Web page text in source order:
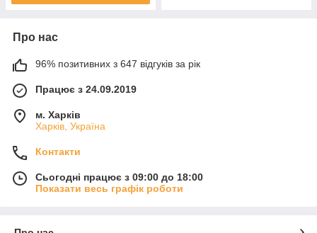
Про нас
96% позитивних з 647 відгуків за рік
Працює з 24.09.2019
м. Харків
Харків, Україна
Контакти
Сьогодні працює з 09:00 до 18:00
Показати весь графік роботи